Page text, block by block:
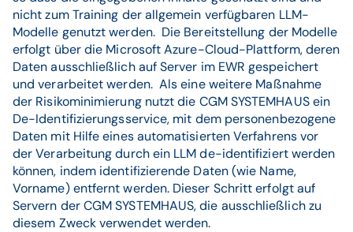
nicht zum Training der allgemein verfügbaren LLM-
Modelle genutzt werden. Die Bereitstellung der Modelle
erfolgt über die Microsoft Azure-Cloud-Plattform, deren
Daten ausschließlich auf Server im EWR gespeichert
und verarbeitet werden. Als eine weitere Maßnahme
der Risikominimierung nutzt die CGM SYSTEMHAUS ein
De-Identifizierungsservice, mit dem personenbezogene
Daten mit Hilfe eines automatisierten Verfahrens vor
der Verarbeitung durch ein LLM de-identifiziert werden
können, indem identifizierende Daten (wie Name,
Vorname) entfernt werden. Dieser Schritt erfolgt auf
Servern der CGM SYSTEMHAUS, die ausschließlich zu
diesem Zweck verwendet werden.